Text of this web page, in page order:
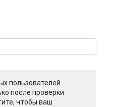
пользователей
после проверки
чтобы ваш